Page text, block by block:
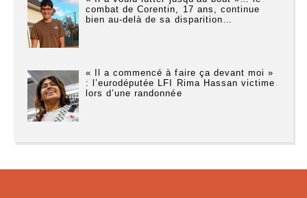
combat de Corentin, 17 ans, continue
bien au-delà de sa disparition…
« Il a commencé à faire ça devant moi »
: l’eurodéputée LFI Rima Hassan victime
lors d’une randonnée